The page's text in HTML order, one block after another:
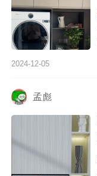
2024-12-05
孟彪